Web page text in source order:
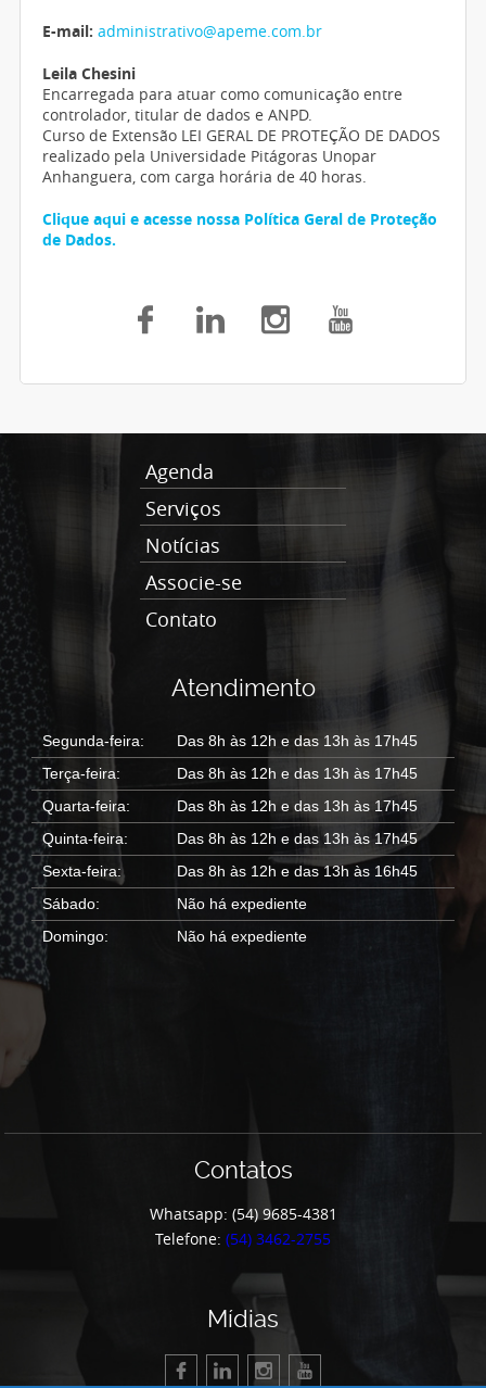
E-mail: administrativo@apeme.com.br
Leila Chesini
Encarregada para atuar como comunicação entre
controlador, titular de dados e ANPD.
Curso de Extensão LEI GERAL DE PROTEÇÃO DE DADOS
realizado pela Universidade Pitágoras Unopar
Anhanguera, com carga horária de 40 horas.
Clique aqui e acesse nossa Política Geral de Proteção
de Dados.
Agenda
Serviços
Notícias
Associe-se
Contato
Atendimento
Segunda-feira:
Das 8h às 12h e das 13h às 17h45
Terça-feira:
Das 8h às 12h e das 13h às 17h45
Quarta-feira:
Das 8h às 12h e das 13h às 17h45
Quinta-feira:
Das 8h às 12h e das 13h às 17h45
Sexta-feira:
Das 8h às 12h e das 13h às 16h45
Sábado:
Não há expediente
Domingo:
Não há expediente
Contatos
Whatsapp: (54) 9685-4381
Telefone: (54) 3462-2755
Mídias